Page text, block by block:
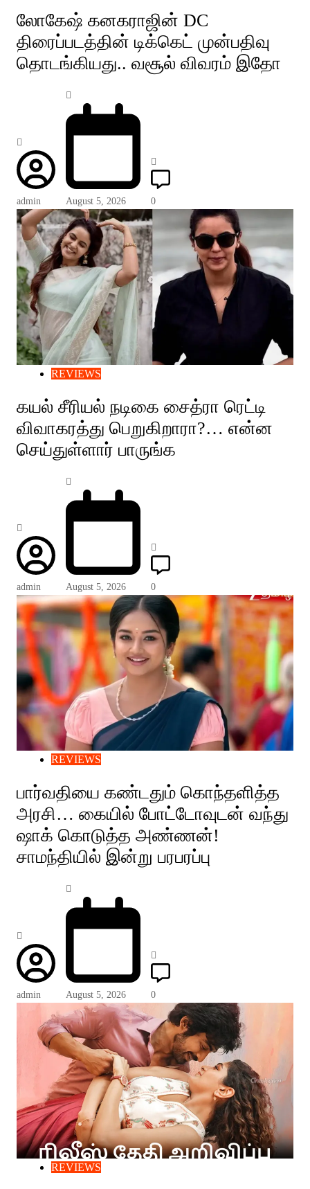
லோகேஷ் கனகராஜின் DC
திரைப்படத்தின் டிக்கெட் முன்பதிவு
தொடங்கியது.. வசூல் விவரம் இதோ
admin August 5, 2026 0
REVIEWS
கயல் சீரியல் நடிகை சைத்ரா ரெட்டி
விவாகரத்து பெறுகிறாரா?… என்ன
செய்துள்ளார் பாருங்க
admin August 5, 2026 0
REVIEWS
பார்வதியை கண்டதும் கொந்தளித்த
அரசி… கையில் போட்டோவுடன் வந்து
ஷாக் கொடுத்த அண்ணன்!
சாமந்தியில் இன்று பரபரப்பு
admin August 5, 2026 0
REVIEWS